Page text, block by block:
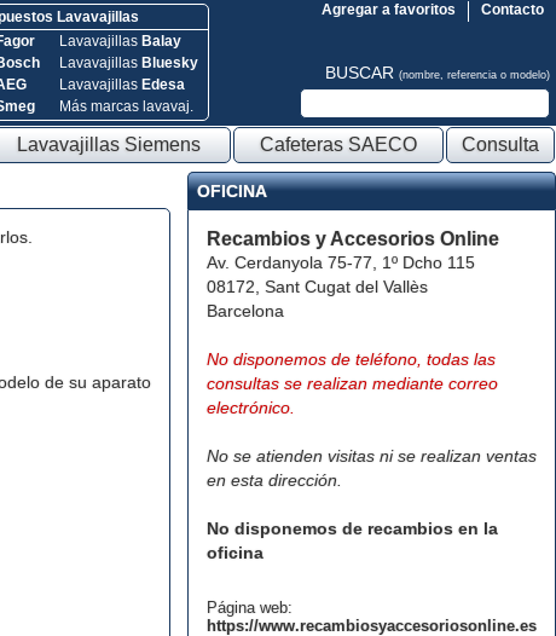
Lavavajillas
Lavavajillas Balay
Lavavajillas Bluesky
Lavavajillas Edesa
Más marcas lavavaj.
Contacto
Agregar a favoritos
BUSCAR (nombre, referencia o modelo)
Lavavajillas Siemens Cafeteras SAECO Consulta
de su aparato
OFICINA
Recambios y Accesorios Online
Av. Cerdanyola 75-77, 1º Dcho 115
08172, Sant Cugat del Vallès
Barcelona
No disponemos de teléfono, todas las
consultas se realizan mediante correo
electrónico.
No se atienden visitas ni se realizan ventas
en esta dirección.
No disponemos de recambios en la
oficina
Página web:
https://www.recambiosyaccesoriosonline.es